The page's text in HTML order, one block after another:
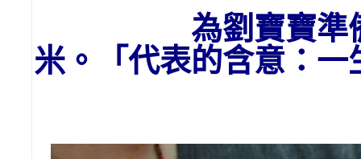
為劉 寶寶準
米。「代表的含意：